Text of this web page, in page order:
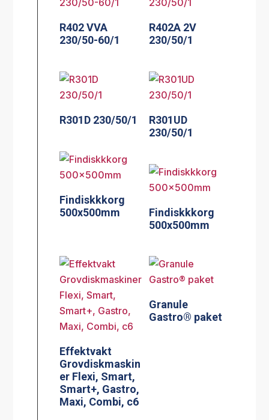
R402 VVA
230/50-60/1
R402A 2V
230/50/1
R301D 230/50/1
R301UD
230/50/1
Findiskkkorg
500x500mm
Findiskkkorg
500x500mm
Effektvakt
Grovdiskmaskin
er Flexi, Smart,
Smart+, Gastro,
Maxi, Combi, c6
Granule
Gastro® paket